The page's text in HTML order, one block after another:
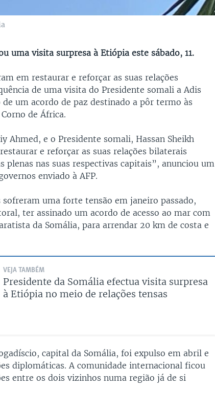
uma visita surpresa à Etiópia este sábado, 11.
em restaurar e reforçar as suas relações
de uma visita do Presidente somali a Adis
de um acordo de paz destinado a pôr termo às
de África.
e o Presidente somali, Hassan Sheikh
e reforçar as suas relações bilaterais
plenas nas suas respectivas capitais”, anunciou um
enviado à AFP.
sofreram uma forte tensão em janeiro passado,
ter assinado um acordo de acesso ao mar com
da Somália, para arrendar 20 km de costa e
VEJA TAMBÉM
Presidente da Somália efectua visita surpresa
à Etiópia no meio de relações tensas
capital da Somália, foi expulso em abril e
diplomáticas. A comunidade internacional ficou
entre os dois vizinhos numa região já de si